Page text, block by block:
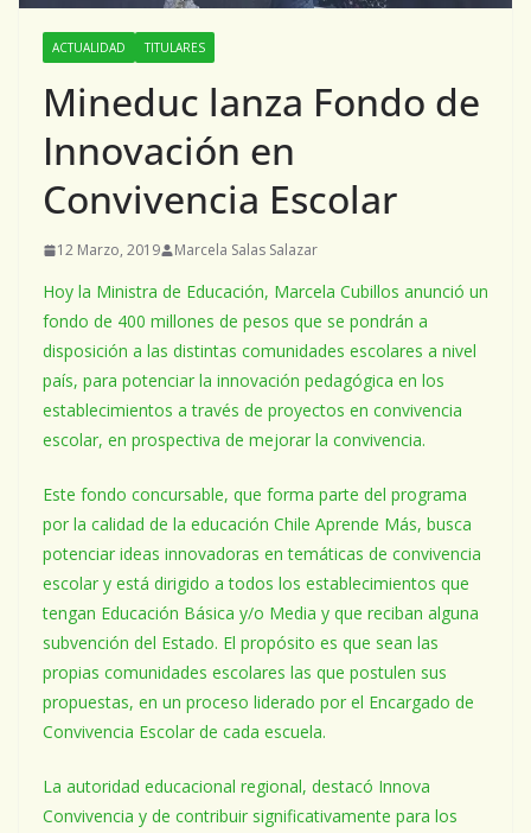
ACTUALIDAD TITULARES
Mineduc lanza Fondo de
Innovación en
Convivencia Escolar
12 Marzo, 2019 Marcela Salas Salazar
Hoy la Ministra de Educación, Marcela Cubillos anunció un
fondo de 400 millones de pesos que se pondrán a
disposición a las distintas comunidades escolares a nivel
país, para potenciar la innovación pedagógica en los
establecimientos a través de proyectos en convivencia
escolar, en prospectiva de mejorar la convivencia.
Este fondo concursable, que forma parte del programa
por la calidad de la educación Chile Aprende Más, busca
potenciar ideas innovadoras en temáticas de convivencia
escolar y está dirigido a todos los establecimientos que
tengan Educación Básica y/o Media y que reciban alguna
subvención del Estado. El propósito es que sean las
propias comunidades escolares las que postulen sus
propuestas, en un proceso liderado por el Encargado de
Convivencia Escolar de cada escuela.
La autoridad educacional regional, destacó Innova
Convivencia y de contribuir significativamente para los